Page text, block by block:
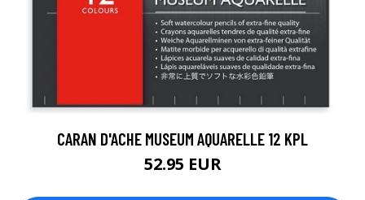
CARAN D'ACHE MUSEUM AQUARELLE 12 KPL
52.95 EUR